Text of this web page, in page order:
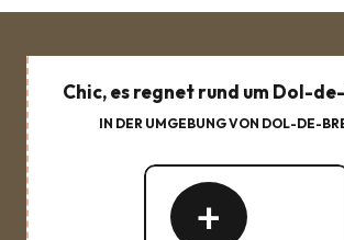
Chic, es regnet rund um Dol-
IN DER UMGEBUNG VON DOL-DE-
erfahren